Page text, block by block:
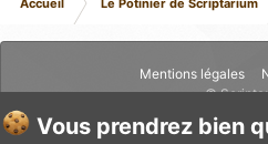
Accueil Le Potinier de Scriptarium
Mentions légales
©
Vous prendrez bien